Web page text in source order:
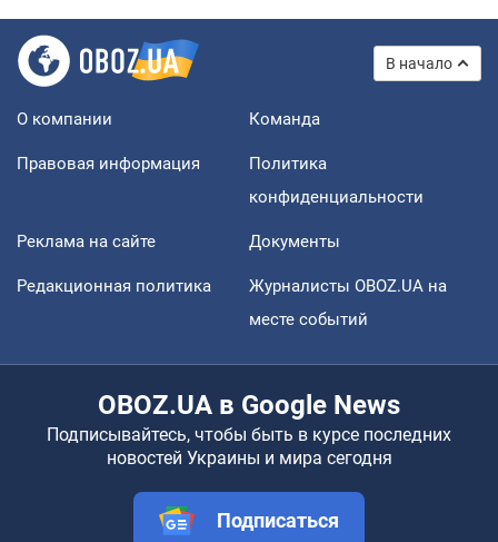
В начало
О компании Команда
Правовая информация
Политика
конфиденциальности
Реклама на сайте Документы
Редакционная политика
Журналисты OBOZ.UA на
месте событий
OBOZ.UA в Google News
Подписывайтесь, чтобы быть в курсе последних
новостей Украины и мира сегодня
Подписаться